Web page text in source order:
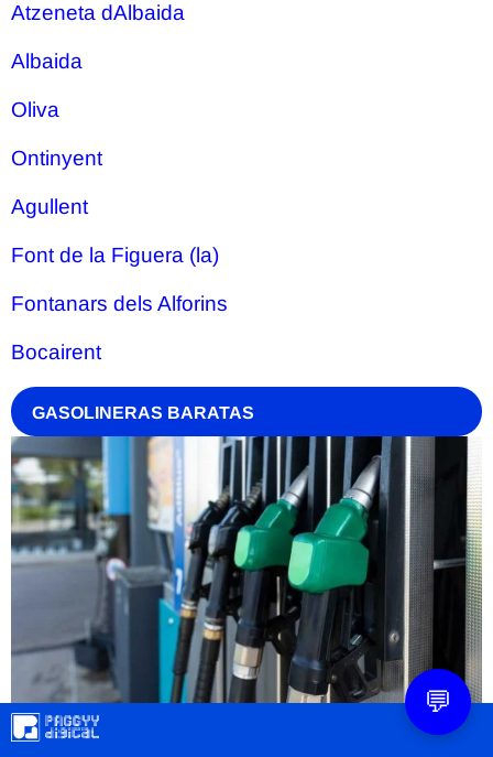
Atzeneta dAlbaida
Albaida
Oliva
Ontinyent
Agullent
Font de la Figuera (la)
Fontanars dels Alforins
Bocairent
GASOLINERAS BARATAS
💬